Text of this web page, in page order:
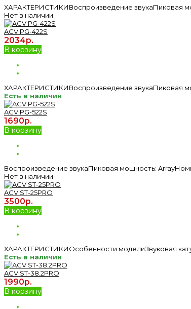
ХАРАКТЕРИСТИКИВоспроизведение звукаПиковая
Нет в наличии
ACV PG-422S
2034р.
В корзину
ХАРАКТЕРИСТИКИВоспроизведение звукаПиковая
Есть в наличии
ACV PG-522S
1690р.
В корзину
Воспроизведение звукаПиковая мощность:
Нет в наличии
ACV ST-25PRO
3500р.
В корзину
ХАРАКТЕРИСТИКИОсобенности моделиЗвуковая
Есть в наличии
ACV ST-38.2PRO
1990р.
В корзину